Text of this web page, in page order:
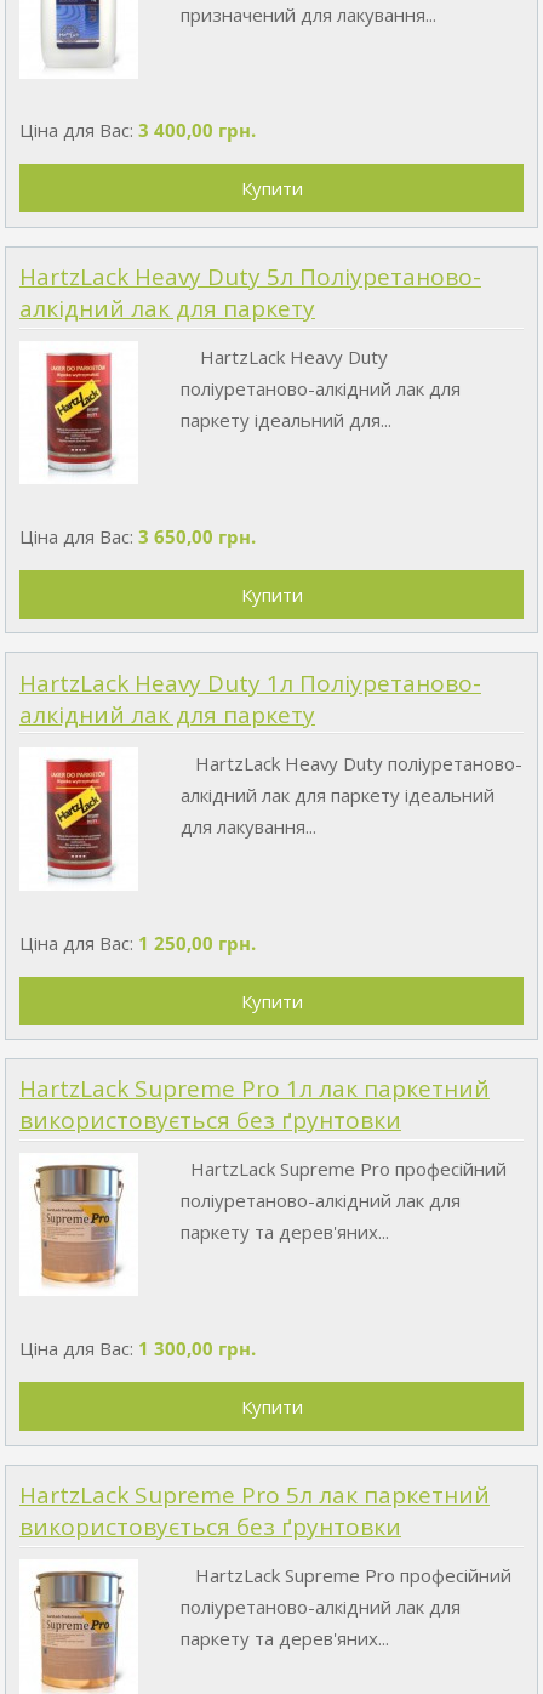
призначений для лакування...
Ціна для Вас: 3 400,00 грн.
HartzLack Heavy Duty 5л Поліуретаново-
алкідний лак для паркету
HartzLack Heavy Duty
поліуретаново-алкідний лак для
паркету ідеальний для...
Ціна для Вас: 3 650,00 грн.
HartzLack Heavy Duty 1л Поліуретаново-
алкідний лак для паркету
HartzLack Heavy Duty поліуретаново-
алкідний лак для паркету ідеальний
для лакування...
Ціна для Вас: 1 250,00 грн.
HartzLack Supreme Pro 1л лак паркетний
використовується без ґрунтовки
HartzLack Supreme Pro професійний
поліуретаново-алкідний лак для
паркету та дерев'яних...
Ціна для Вас: 1 300,00 грн.
HartzLack Supreme Pro 5л лак паркетний
використовується без ґрунтовки
HartzLack Supreme Pro професійний
поліуретаново-алкідний лак для
паркету та дерев'яних...